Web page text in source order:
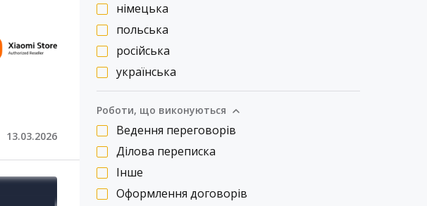
німецька
польська
російська
українська
Роботи, що виконуються
Ведення переговорів
Ділова переписка
Інше
Оформлення договорів
13.03.2026